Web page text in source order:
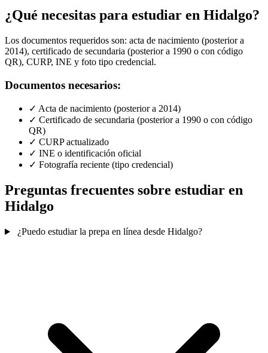
¿Qué necesitas para estudiar en Hidalgo?
Los documentos requeridos son: acta de nacimiento (posterior a
2014), certificado de secundaria (posterior a 1990 o con código
QR), CURP, INE y foto tipo credencial.
Documentos necesarios:
✓ Acta de nacimiento (posterior a 2014)
✓ Certificado de secundaria (posterior a 1990 o con código
QR)
✓ CURP actualizado
✓ INE o identificación oficial
✓ Fotografía reciente (tipo credencial)
Preguntas frecuentes sobre estudiar en
Hidalgo
¿Puedo estudiar la prepa en línea desde Hidalgo?